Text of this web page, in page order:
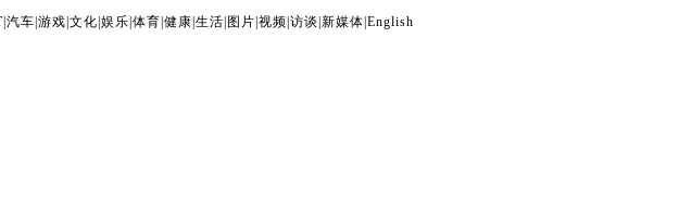
| 汽车 游戏 文化 娱乐 体育 健康 生活 图片 视频 访谈 新媒体 English